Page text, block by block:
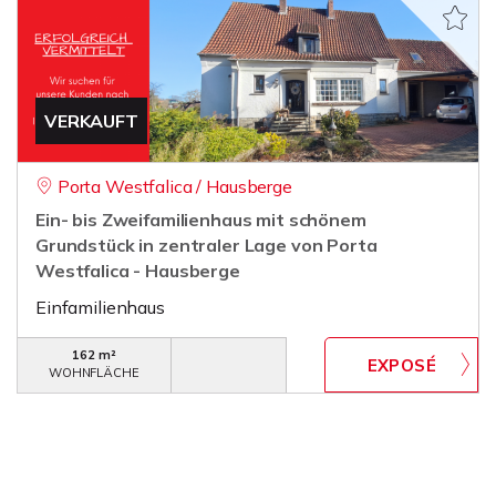
VERKAUFT
Porta Westfalica / Hausberge
Ein- bis Zweifamilienhaus mit schönem
Grundstück in zentraler Lage von Porta
Westfalica - Hausberge
Einfamilienhaus
162 m²
WOHNFLÄCHE